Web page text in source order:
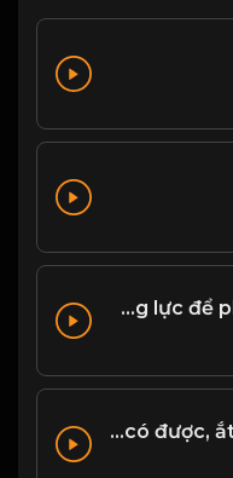
Một cuộc sống có ý nghĩa, là không ngừng tìm kiếm đam mê, động lực để phấn đấu...! & Đạo
Đời Người có được, ắt có mất...! & Đạo